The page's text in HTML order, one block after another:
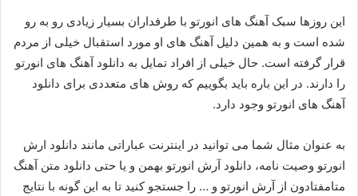
این روزها سبک آهنگ های انورتو با طرفداران بسیار زیادی رو به رو
شده است و به همین دلیل آهنگ های او مورد استقبال خیلی از مردم
قرار گرفته است. حال خیلی از افراد تمایل به دانلود آهنگ های انورتو
را دارند. در این باره باید بگوییم که روش‌ های متعددی برای دانلود
آهنگ های انورتو وجود دارد.
به عنوان مثال شما می توانید در اینترنت عباراتی مانند دانلود ارش
انورتو وصیت نامه، دانلود آرش انورتو بهمن و یا حتی دانلود متن آهنگ
متامفتادون از آرش انورتو و … را جستجو کنید تا به این گونه با نتایج